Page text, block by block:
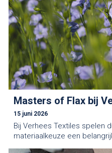
Masters of Flax bij
15 juni 2026
Bij Verhees Textiles spelen
materiaalkeuze een